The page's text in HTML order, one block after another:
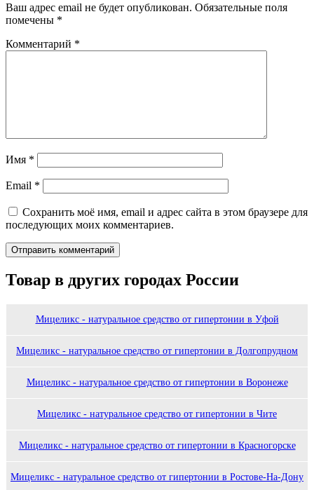
Ваш адрес email не будет опубликован. Обязательные поля
помечены *
Комментарий *
Имя *
Email *
Сохранить моё имя, email и адрес сайта в этом браузере для
последующих моих комментариев.
Товар в других городах России
Мицеликс - натуральное средство от гипертонии в Уфой
Мицеликс - натуральное средство от гипертонии в Долгопрудном
Мицеликс - натуральное средство от гипертонии в Воронеже
Мицеликс - натуральное средство от гипертонии в Чите
Мицеликс - натуральное средство от гипертонии в Красногорске
Мицеликс - натуральное средство от гипертонии в Ростове-На-Дону